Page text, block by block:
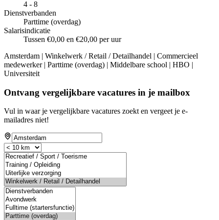
4 - 8
Dienstverbanden
Parttime (overdag)
Salarisindicatie
Tussen €0,00 en €20,00 per uur
Amsterdam | Winkelwerk / Retail / Detailhandel | Commercieel
medewerker | Parttime (overdag) | Middelbare school | HBO |
Universiteit
Ontvang vergelijkbare vacatures in je mailbox
Vul in waar je vergelijkbare vacatures zoekt en vergeet je e-
mailadres niet!